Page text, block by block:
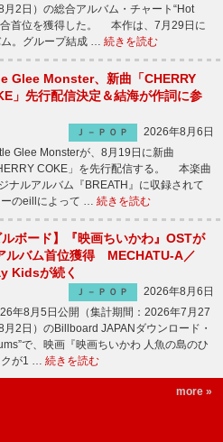
月2日）の総合アルバム・チャート“Hot
首位を獲得した。 本作は、7月29日に
。グループ結成 … 続きを読む
Glee Monster、新曲「CHERRY
」先行配信決定＆結海が作詞に参
Ｊ－ＰＯＰ
2026年8月6日
Glee Monsterが、8月19日に新曲
COKE」を先行配信する。 本楽曲
ナルアルバム『BREATH』に収録されて
ーのeillによって … 続きを読む
ルボード】『映画ちいかわ』OSTが
ルバム首位獲得 MECHATU-A／
Kidsが続く
Ｊ－ＰＯＰ
2026年8月6日
年8月5日公開（集計期間：2026年7月27
月2日）のBillboard JAPANダウンロード・
で、映画『映画ちいかわ 人魚の島のひ
クが1 … 続きを読む
more »